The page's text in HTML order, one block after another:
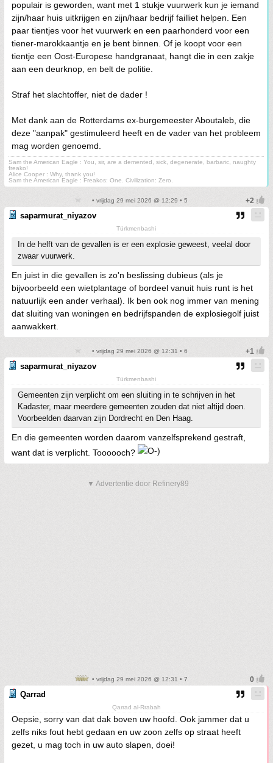
populair is geworden, want met 1 stukje vuurwerk kun je iemand
zijn/haar huis uitkrijgen en zijn/haar bedrijf failliet helpen. Een
paar tientjes voor het vuurwerk en een paarhonderd voor een
tiener-marokkaantje en je bent binnen. Of je koopt voor een
tientje een Oost-Europese handgranaat, hangt die in een zakje
aan een deurknop, en belt de politie.
Straf het slachtoffer, niet de dader !
Met dank aan de Rotterdams ex-burgemeester Aboutaleb, die
deze "aanpak" gestimuleerd heeft en de vader van het probleem
mag worden genoemd.
Sam the American Eagle : You, sir, are a demented, sick, degenerate, barbaric, naughty
freako!
Alice Cooper : Why, thank you!
Sam the American Eagle : Freakos: One. Civilization: Zero.
• vrijdag 29 mei 2026 @ 12:29 • 5
saparmurat_niyazov
Türkmenbashi
In de helft van de gevallen is er een explosie geweest, veelal door
zwaar vuurwerk.
En juist in die gevallen is zo'n beslissing dubieus (als je
bijvoorbeeld een wietplantage of bordeel vanuit huis runt is het
natuurlijk een ander verhaal). Ik ben ook nog immer van mening
dat sluiting van woningen en bedrijfspanden de explosiegolf juist
aanwakkert.
• vrijdag 29 mei 2026 @ 12:31 • 6
saparmurat_niyazov
Türkmenbashi
Gemeenten zijn verplicht om een sluiting in te schrijven in het
Kadaster, maar meerdere gemeenten zouden dat niet altijd doen.
Voorbeelden daarvan zijn Dordrecht en Den Haag.
En die gemeenten worden daarom vanzelfsprekend gestraft,
want dat is verplicht. Toooooch?
▼ Advertentie door Refinery89
• vrijdag 29 mei 2026 @ 12:31 • 7
Qarrad
Qarrad al-Rrabah
Oepsie, sorry van dat dak boven uw hoofd. Ook jammer dat u
zelfs niks fout hebt gedaan en uw zoon zelfs op straat heeft
gezet, u mag toch in uw auto slapen, doei!